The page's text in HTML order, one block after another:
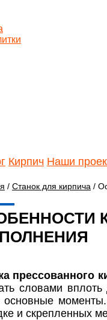
Кирпич Наши
/ Станок для кирпича /
прессованного
словами
моменты.
и скрепленных